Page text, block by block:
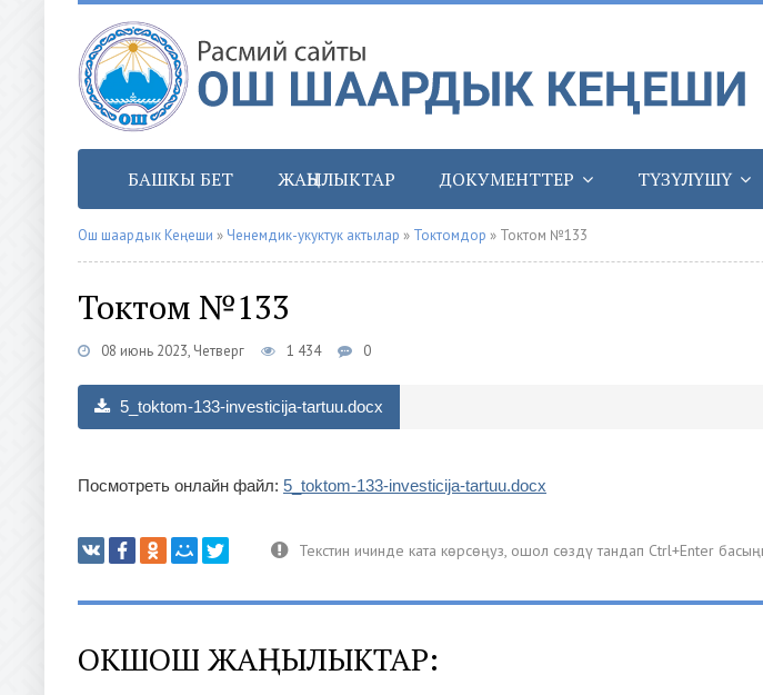
БАШКЫ БЕТ ЖАҢЫЛЫКТАР ДОКУМЕНТТЕР ТҮЗҮЛҮШҮ
Ош шаардык Кеңеши » Ченемдик-укуктук актылар » Токтомдор » Токтом №133
Токтом №133
08 июнь 2023, Четверг 1 434 0
5_toktom-133-investicija-tartuu.docx
Посмотреть онлайн файл: 5_toktom-133-investicija-tartuu.docx
ОКШОШ ЖАҢЫЛЫКТАР: